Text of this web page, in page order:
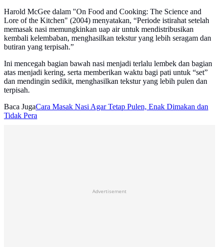
Harold McGee dalam "On Food and Cooking: The Science and
Lore of the Kitchen" (2004) menyatakan, “Periode istirahat setelah
memasak nasi memungkinkan uap air untuk mendistribusikan
kembali kelembaban, menghasilkan tekstur yang lebih seragam dan
butiran yang terpisah.”
Ini mencegah bagian bawah nasi menjadi terlalu lembek dan bagian
atas menjadi kering, serta memberikan waktu bagi pati untuk “set”
dan mendingin sedikit, menghasilkan tekstur yang lebih pulen dan
terpisah.
Baca JugaCara Masak Nasi Agar Tetap Pulen, Enak Dimakan dan
Tidak Pera
Advertisement